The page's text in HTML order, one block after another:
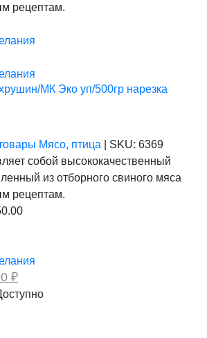
рецептам.
МК Эко уп/500гр нарезка
Мясо, птица SKU: 6369
собой высококачественный
из отборного свиного мяса
рецептам.
₽Текущая
цена:
360,00 ₽.